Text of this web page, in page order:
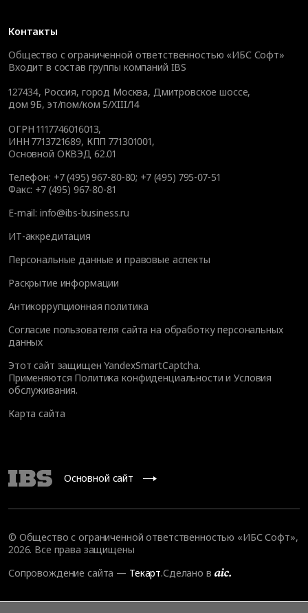
Контакты
Общество с ограниченной ответственностью «ИБС Софт»
Входит в состав группы компаний IBS
127434, Россия, город Москва, Дмитровское шоссе,
дом 9Б, эт/пом/ком 5/XIII/14
ОГРН 1117746016013,
ИНН 7713721689, КПП 771301001,
Основной ОКВЭД 62.01
Телефон: +7 (495) 967-80-80; +7 (495) 795-07-51
Факс: +7 (495) 967-80-81
E-mail: info@ibs-business.ru
ИТ-аккредитация
Персональные данные и правовые аспекты
Раскрытие информации
Антикоррупционная политика
Согласие пользователя сайта на обработку персональных
данных
Этот сайт защищен YandexSmartCaptcha.
Применяются Политика конфиденциальности иУсловия
обслуживания.
Карта сайта
Основной сайт
© Общество с ограниченной ответственностью «ИБС Софт»,
2026. Все права защищены
Сопровождение сайта — Текарт.Сделано в